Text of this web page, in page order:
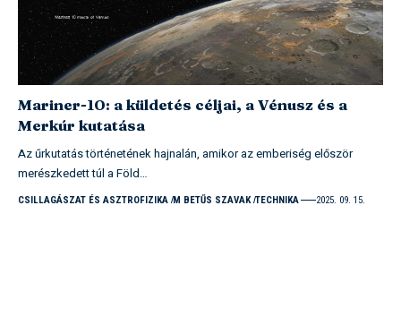
Mariner-10: a küldetés céljai, a Vénusz és a
Merkúr kutatása
Az űrkutatás történetének hajnalán, amikor az emberiség először
merészkedett túl a Föld…
CSILLAGÁSZAT ÉS ASZTROFIZIKA M BETŰS SZAVAK TECHNIKA 2025. 09. 15.